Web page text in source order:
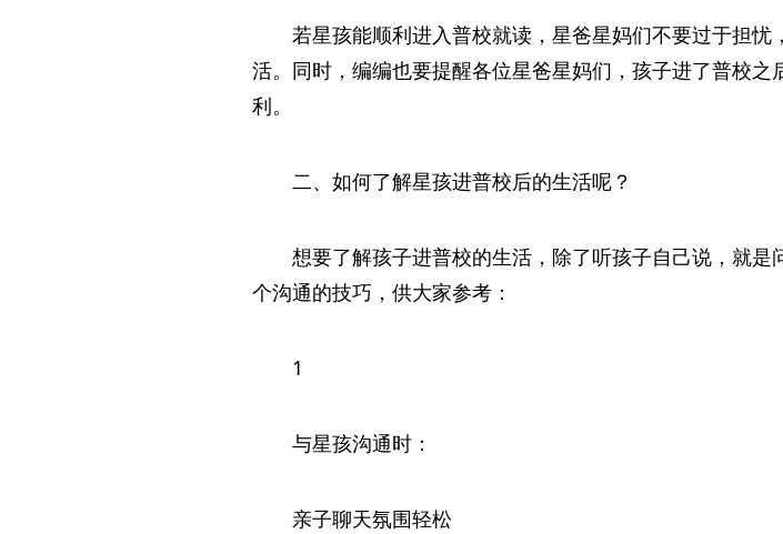
若星孩能顺利进入普校就读，星爸星妈们不要过于担
活。同时，编编也要提醒各位星爸星妈们，孩子进了普校
利。
二、如何了解星孩进普校后的生活呢？
想要了解孩子进普校的生活，除了听孩子自己说，就
个沟通的技巧，供大家参考：
1
与星孩沟通时：
亲子聊天氛围轻松